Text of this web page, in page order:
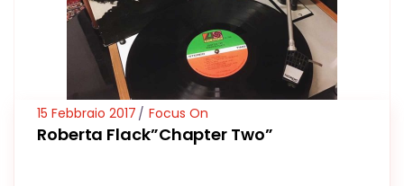
15 Febbraio 2017 Focus On
Roberta Flack”Chapter Two”